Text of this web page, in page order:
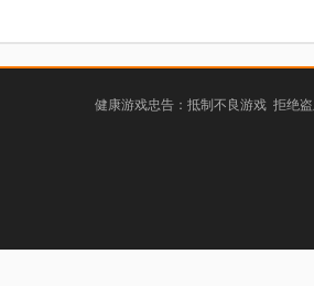
健康游戏忠告：抵制不良游戏 拒绝